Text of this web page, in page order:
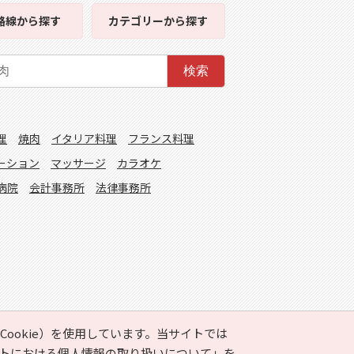
）を使用しています。当サイトでは
線から探す カテゴリーから探す
検索
焼肉 イタリア料理
フランス料理
ション マッサージ
カラオケ
院 会計事務所 法律事務所